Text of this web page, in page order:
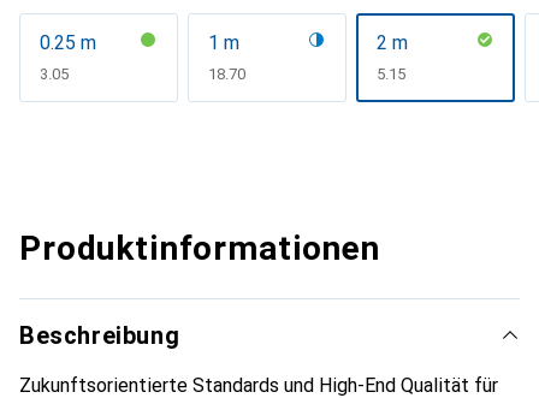
0.25 m
CHF
3.05
1 m
CHF
18.70
2 m
CHF
5.15
Produktinformationen
Beschreibung
Zukunftsorientierte Standards und High-End Qualität für